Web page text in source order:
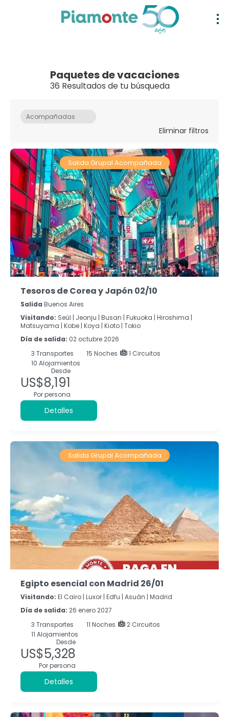
Paquetes de vacaciones
36 Resultados de tu búsqueda
Acompañadas
Eliminar filtros
Salida Grupal Acompañada
Tesoros de Corea y Japón 02/10
Salida Buenos Aires
Visitando: Seúl | Jeonju | Busan | Fukuoka | Hiroshima |
Matsuyama | Kobe | Koya | Kioto | Tokio
Día de salida: 02 octubre 2026
3 Transportes 15 Noches
1 Circuitos
10 Alojamientos
Desde
US$8,191
Por persona
Detalles
Salida Grupal Acompañada
Egipto esencial con Madrid 26/01
Visitando: El Cairo | Luxor | Edfu | Asuán | Madrid
Día de salida: 26 enero 2027
3 Transportes 11 Noches
2 Circuitos
11 Alojamientos
Desde
US$5,328
Por persona
Detalles